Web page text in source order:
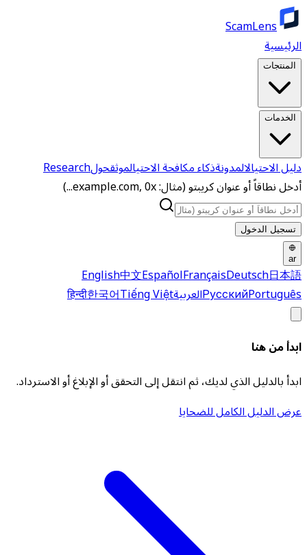
ScamLens
الرئيسية
المنتجات
الخدمات
دليل الاحتيالالمدونةذكاء مكافحة الاحتيالموثقحولResearch
أدخل نطاقاً أو عنوان كريبتو (مثال: example.com, 0x...)
تسجيل الدخول
ar
English中文EspañolFrançaisDeutsch日本語
РусскийPortuguês العربية हिन्दी한국어Tiếng Việt
ابدأ من هنا
ابدأ بالدليل الذي لديك، ثم انتقل إلى التحقق أو الإبلاغ أو الاسترداد.
عرض الدليل الكامل للضحايا